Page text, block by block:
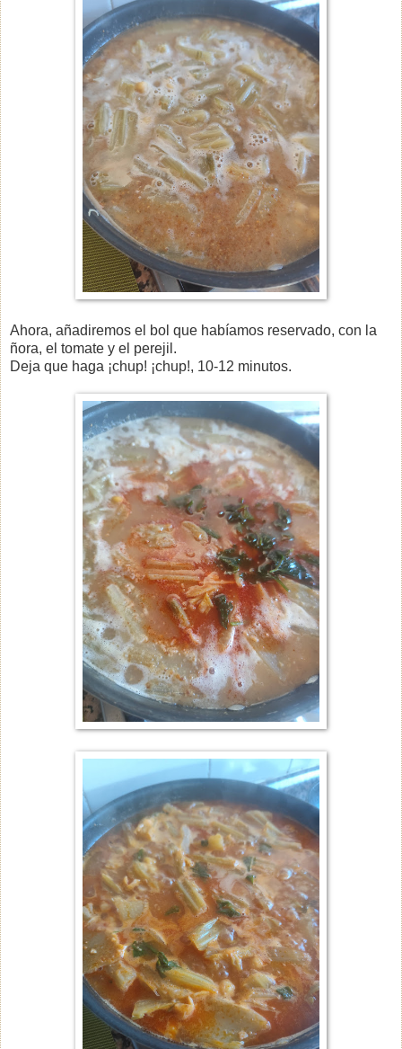
Ahora, añadiremos el bol que habíamos reservado, con la
ñora, el tomate y el perejil.
Deja que haga ¡chup! ¡chup!, 10-12 minutos.